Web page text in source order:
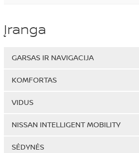
Įranga
GARSAS IR NAVIGACIJA
KOMFORTAS
VIDUS
NISSAN INTELLIGENT MOBILITY
SĖDYNĖS